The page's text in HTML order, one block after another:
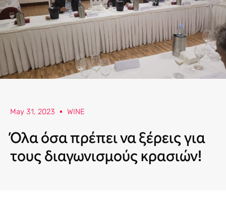
May 31, 2023 WINE
Όλα όσα πρέπει να ξέρεις για
τους διαγωνισμούς κρασιών!